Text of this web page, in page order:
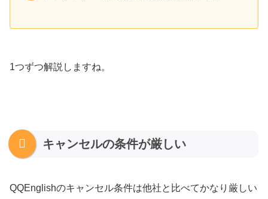
1つずつ解説しますね。
キャンセルの条件が厳しい
QQEnglishのキャンセル条件は他社と比べてかなり厳しい